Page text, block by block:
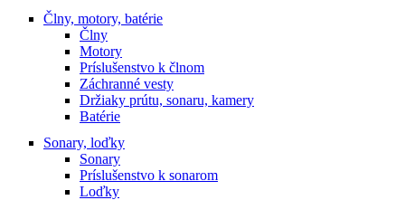
Člny, motory, batérie
Člny
Motory
Príslušenstvo k člnom
Záchranné vesty
Držiaky prútu, sonaru, kamery
Batérie
Sonary, loďky
Sonary
Príslušenstvo k sonarom
Loďky